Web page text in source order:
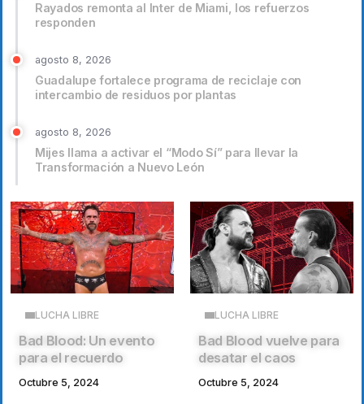
Rayados remonta al Inter de Miami, los refuerzos
responden
agosto 8, 2026
Guadalupe fortalece programa de reciclaje con
intercambio de residuos por plantas
agosto 8, 2026
Mijes llama a activar el “Modo Sí” para llevar la
Transformación a Nuevo León
LUCHA LIBRE
Bad Blood: Un evento
para el recuerdo
Octubre 5, 2024
LUCHA LIBRE
Bad Blood vuelve para
desatar el caos
Octubre 5, 2024